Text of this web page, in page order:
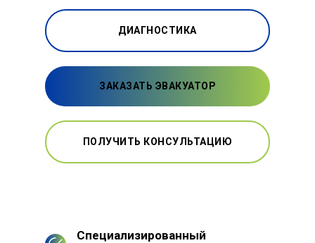
ДИАГНОСТИКА
ЗАКАЗАТЬ ЭВАКУАТОР
ПОЛУЧИТЬ КОНСУЛЬТАЦИЮ
Специализированный